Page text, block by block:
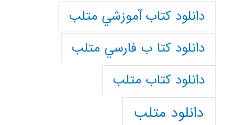
دانلود كتاب آموزشي متلب
دانلود كتا ب فارسي متلب
دانلود كتاب متلب
دانلود متلب